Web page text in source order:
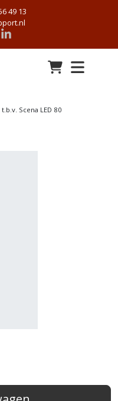
49 13
linkedin
Scena LED 80